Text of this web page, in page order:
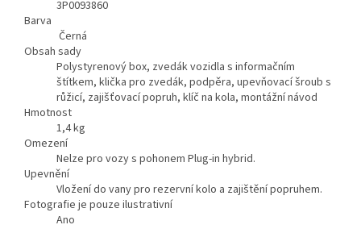
3P0093860
Barva
Černá
Obsah sady
Polystyrenový box, zvedák vozidla s informačním
štítkem, klička pro zvedák, podpěra, upevňovací šroub s
růžicí, zajišťovací popruh, klíč na kola, montážní návod
Hmotnost
1,4kg
Omezení
Nelze pro vozy s pohonem Plug-in hybrid.
Upevnění
Vložení do vany pro rezervní kolo a zajištění popruhem.
Fotografie je pouze ilustrativní
Ano